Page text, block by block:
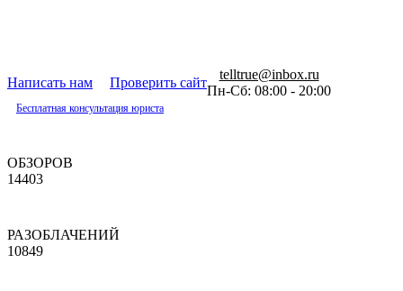
Написать нам Проверить сайт
telltrue@inbox.ru
Пн-Сб: 08:00 - 20:00
Бесплатная консультация юриста
ОБЗОРОВ
14403
РАЗОБЛАЧЕНИЙ
10849